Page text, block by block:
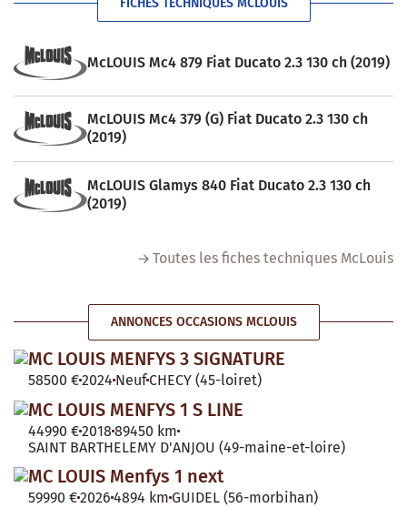
McLOUIS Mc4 879 Fiat Ducato 2.3 130 ch (2019)
McLOUIS Mc4 379 (G) Fiat Ducato 2.3 130 ch
(2019)
McLOUIS Glamys 840 Fiat Ducato 2.3 130 ch
(2019)
Toutes les fiches techniques McLouis
ANNONCES OCCASIONS MCLOUIS
MC LOUIS MENFYS 3 SIGNATURE
58500 €2024 Neuf CHECY (45-loiret)
MC LOUIS MENFYS 1 S LINE
44990 €2018 89450 km
SAINT BARTHELEMY D'ANJOU (49-maine-et-loire)
MC LOUIS Menfys 1 next
59990 €2026 4894 km GUIDEL (56-morbihan)